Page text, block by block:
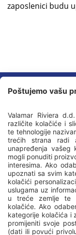
zaposlenici budu